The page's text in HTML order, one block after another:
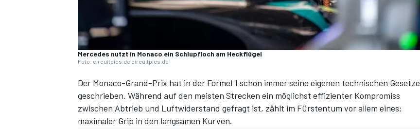
Mercedes nutzt in Monaco ein Schlupfloch am Heckflügel
Foto: circuitpics.de circuitpics.de
Der Monaco-Grand-Prix hat in der Formel 1 schon immer seine eigenen technischen Gesetze
geschrieben. Während auf den meisten Strecken ein möglichst effizienter Kompromiss
zwischen Abtrieb und Luftwiderstand gefragt ist, zählt im Fürstentum vor allem eines:
maximaler Grip in den langsamen Kurven.